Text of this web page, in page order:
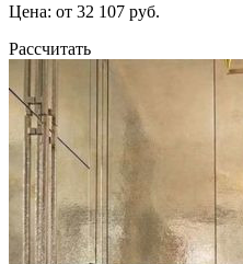
Цена: от 32 107 руб.
Рассчитать